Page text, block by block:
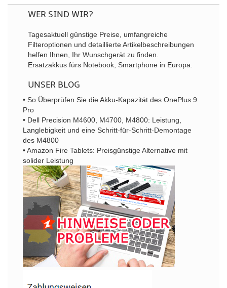
WER SIND WIR?
Tagesaktuell günstige Preise, umfangreiche
Filteroptionen und detaillierte Artikelbeschreibungen
helfen Ihnen, Ihr Wunschgerät zu finden.
Ersatzakkus fürs Notebook, Smartphone in Europa.
UNSER BLOG
• So Überprüfen Sie die Akku-Kapazität des OnePlus 9
Pro
• Dell Precision M4600, M4700, M4800: Leistung,
Langlebigkeit und eine Schritt-für-Schritt-Demontage
des M4800
• Amazon Fire Tablets: Preisgünstige Alternative mit
solider Leistung